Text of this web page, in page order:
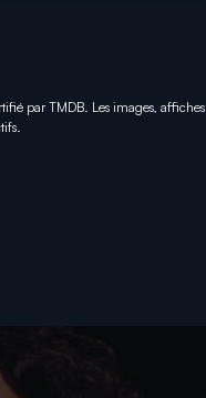
par TMDB. Les images, affiches